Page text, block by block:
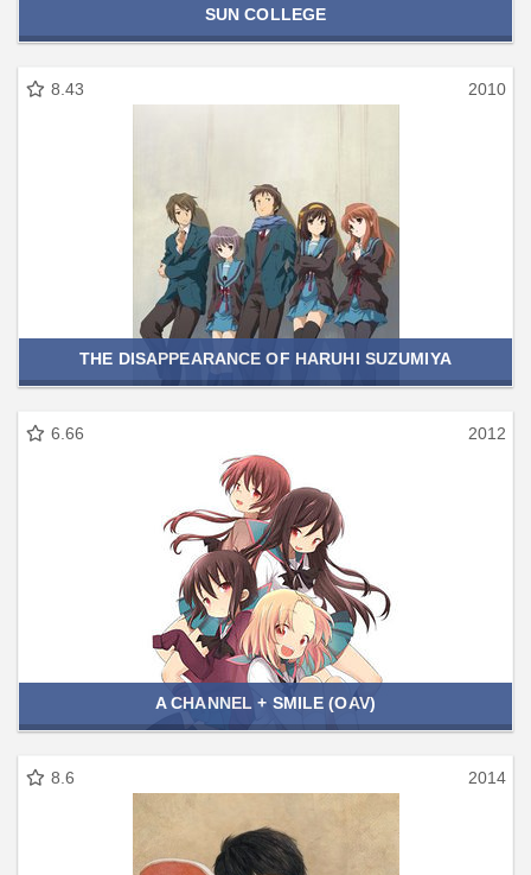
SUN COLLEGE
8.43 2010
THE DISAPPEARANCE OF HARUHI SUZUMIYA
6.66 2012
A CHANNEL + SMILE (OAV)
8.6 2014